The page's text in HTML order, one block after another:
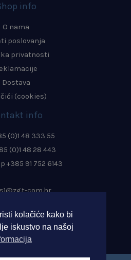
info
O nama
poslovanja
privatnosti
Dostava
(cookies)
info
(0)1 48 333 55
(0)1 48 28 443
+385 91 752 6143
com.hr
kolačiće kako bi
iskustvo na našoj